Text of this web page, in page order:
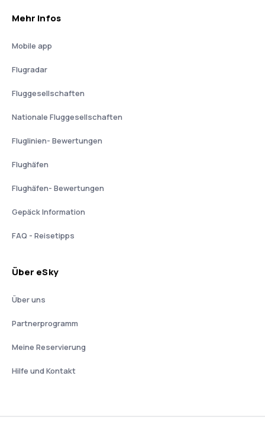
Mehr Infos
Mobile app
Flugradar
Fluggesellschaften
Nationale Fluggesellschaften
Fluglinien- Bewertungen
Flughäfen
Flughäfen- Bewertungen
Gepäck Information
FAQ - Reisetipps
Über eSky
Über uns
Partnerprogramm
Meine Reservierung
Hilfe und Kontakt